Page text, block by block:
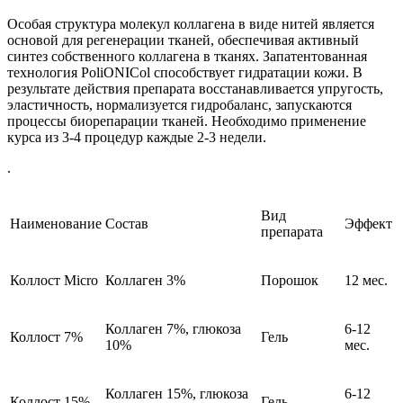
Особая структура молекул коллагена в виде нитей является
основой для регенерации тканей, обеспечивая активный
синтез собственного коллагена в тканях. Запатентованная
технология PoliONICol способствует гидратации кожи. В
результате действия препарата восстанавливается упругость,
эластичность, нормализуется гидробаланс, запускаются
процессы биорепарации тканей. Необходимо применение
курса из 3-4 процедур каждые 2-3 недели.
.
Наименование Состав
Вид
препарата
Эффект
Коллост Micro Коллаген 3% Порошок 12 мес.
Коллост 7%
Коллаген 7%, глюкоза
10%
Гель
6-12
мес.
Коллаген 15%, глюкоза
6-12